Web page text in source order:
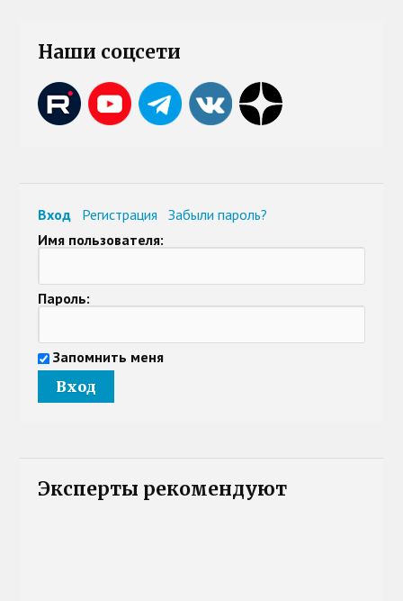
Наши соцсети
Вход Регистрация
Забыли пароль?
Имя пользователя:
Пароль:
Запомнить меня
Эксперты рекомендуют